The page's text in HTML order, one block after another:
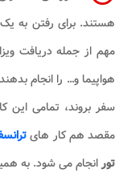
هستند. برای رفتن به
مهم از جمله دریافت
هواپیما و… را انجام
سفر بروند، تمامی این
مقصد هم کار های
تورانجام می شود. به